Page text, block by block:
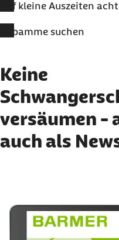
Auf kleine Auszeiten
Hebamme suchen
Keine
versäumen -
auch als